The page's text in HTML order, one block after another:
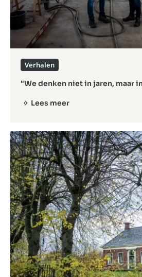
"We denken niet in jaren, maar
Verhalen
Lees meer